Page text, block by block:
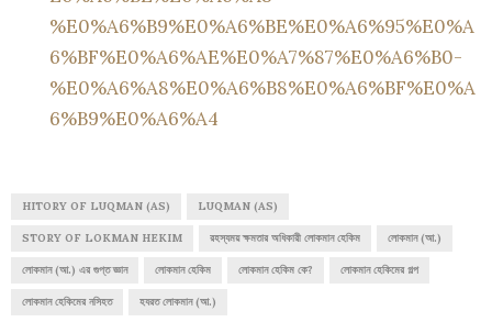
%E0%A6%B9%E0%A6%BE%E0%A6%95%E0%A
6%BF%E0%A6%AE%E0%A7%87%E0%A6%B0-
%E0%A6%A8%E0%A6%B8%E0%A6%BF%E0%A
6%B9%E0%A6%A4
HITORY OF LUQMAN (AS) LUQMAN (AS)
STORY OF LOKMAN HEKIM রহস্যময় ক্ষমতার অধিকারী লোকমান হেকিম লোকমান (আ.)
লোকমান (আ.) এর গুপ্ত জ্ঞান লোকমান হেকিম লোকমান হেকিম কে? লোকমান হেকিমের গল্প
লোকমান হেকিমের নসিহত হযরত লোকমান (আ.)